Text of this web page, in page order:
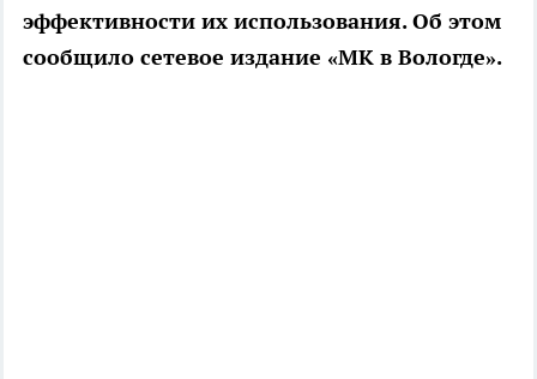
эффективности их использования. Об этом
сообщило сетевое издание «МК в Вологде».